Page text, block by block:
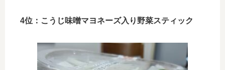
4位：こうじ味噌マヨネーズ入り野菜スティック